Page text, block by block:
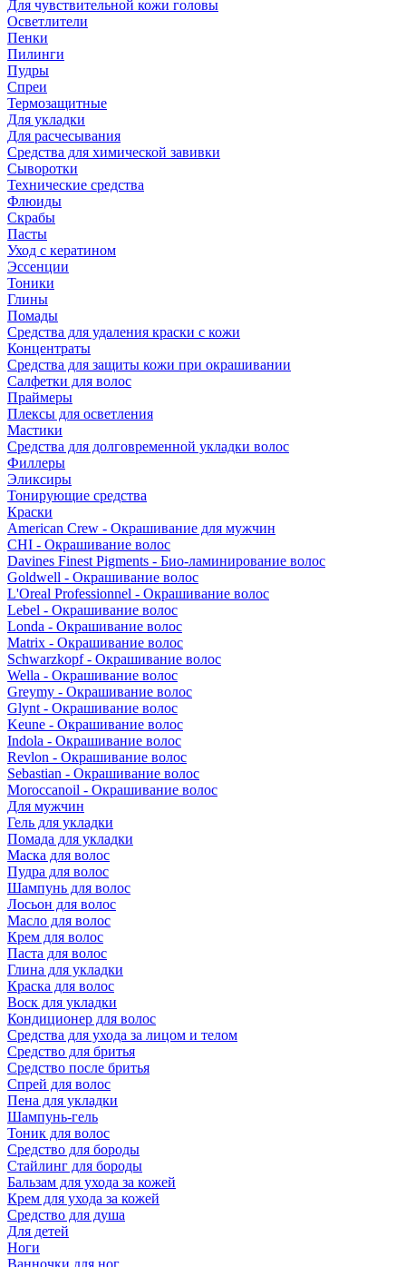
Для чувствительной кожи головы
Осветлители
Пенки
Пилинги
Пудры
Спреи
Термозащитные
Для укладки
Для расчесывания
Средства для химической завивки
Сыворотки
Технические средства
Флюиды
Скрабы
Пасты
Уход с кератином
Эссенции
Тоники
Глины
Помады
Средства для удаления краски с кожи
Концентраты
Средства для защиты кожи при окрашивании
Салфетки для волос
Праймеры
Плексы для осветления
Мастики
Средства для долговременной укладки волос
Филлеры
Эликсиры
Тонирующие средства
Краски
American Crew - Окрашивание для мужчин
CHI - Окрашивание волос
Davines Finest Pigments - Био-ламинирование волос
Goldwell - Окрашивание волос
L'Oreal Professionnel - Окрашивание волос
Lebel - Окрашивание волос
Londa - Окрашивание волос
Matrix - Окрашивание волос
Schwarzkopf - Окрашивание волос
Wella - Окрашивание волос
Greymy - Окрашивание волос
Glynt - Окрашивание волос
Keune - Окрашивание волос
Indola - Окрашивание волос
Revlon - Окрашивание волос
Sebastian - Окрашивание волос
Moroccanoil - Окрашивание волос
Для мужчин
Гель для укладки
Помада для укладки
Маска для волос
Пудра для волос
Шампунь для волос
Лосьон для волос
Масло для волос
Крем для волос
Паста для волос
Глина для укладки
Краска для волос
Воск для укладки
Кондиционер для волос
Средства для ухода за лицом и телом
Средство для бритья
Средство после бритья
Спрей для волос
Пена для укладки
Шампунь-гель
Тоник для волос
Средство для бороды
Стайлинг для бороды
Бальзам для ухода за кожей
Крем для ухода за кожей
Средство для душа
Для детей
Ноги
Ванночки для ног